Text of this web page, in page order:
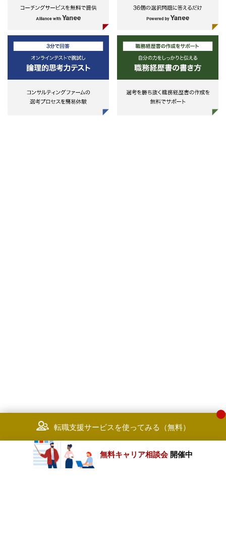
■ 意思決定プロセス・会議体・
マネジメント・原価管理等、経営
■ 部門間連携の改善、組織風土醸
等のためのワークショップ設計・
施
転職支援サービスを使ってみる（無料）
無料キャリア相談会 開催中